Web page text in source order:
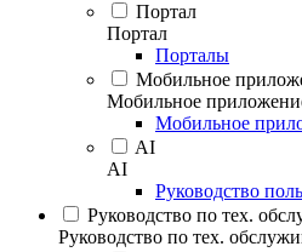
Портал
Портал
Порталы
Мобильное
Мобильное
Мобильное
AI
AI
Руководство
Руководство по тех.
Руководство по тех.